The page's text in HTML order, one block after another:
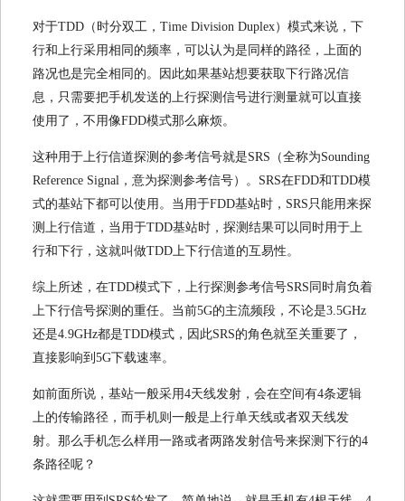
对于TDD（时分双工，Time Division Duplex）模式来说，下
行和上行采用相同的频率，可以认为是同样的路径，上面的
路况也是完全相同的。因此如果基站想要获取下行路况信
息，只需要把手机发送的上行探测信号进行测量就可以直接
使用了，不用像FDD模式那么麻烦。
这种用于上行信道探测的参考信号就是SRS（全称为Sounding
Reference Signal，意为探测参考信号）。SRS在FDD和TDD模
式的基站下都可以使用。当用于FDD基站时，SRS只能用来探
测上行信道，当用于TDD基站时，探测结果可以同时用于上
行和下行，这就叫做TDD上下行信道的互易性。
综上所述，在TDD模式下，上行探测参考信号SRS同时肩负着
上下行信号探测的重任。当前5G的主流频段，不论是3.5GHz
还是4.9GHz都是TDD模式，因此SRS的角色就至关重要了，
直接影响到5G下载速率。
如前面所说，基站一般采用4天线发射，会在空间有4条逻辑
上的传输路径，而手机则一般是上行单天线或者双天线发
射。那么手机怎么样用一路或者两路发射信号来探测下行的4
条路径呢？